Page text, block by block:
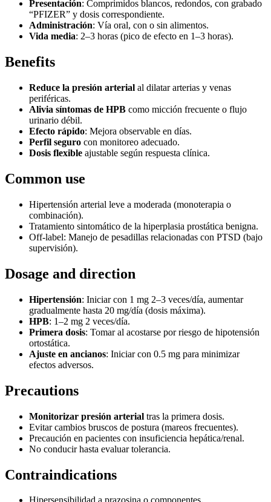
Presentación: Comprimidos blancos, redondos, con grabado
“PFIZER” y dosis correspondiente.
Administración: Vía oral, con o sin alimentos.
Vida media: 2–3 horas (pico de efecto en 1–3 horas).
Benefits
Reduce la presión arterial al dilatar arterias y venas
periféricas.
Alivia síntomas de HPB como micción frecuente o flujo
urinario débil.
Efecto rápido: Mejora observable en días.
Perfil seguro con monitoreo adecuado.
Dosis flexible ajustable según respuesta clínica.
Common use
Hipertensión arterial leve a moderada (monoterapia o
combinación).
Tratamiento sintomático de la hiperplasia prostática benigna.
Off-label: Manejo de pesadillas relacionadas con PTSD (bajo
supervisión).
Dosage and direction
Hipertensión: Iniciar con 1 mg 2–3 veces/día, aumentar
gradualmente hasta 20 mg/día (dosis máxima).
HPB: 1–2 mg 2 veces/día.
Primera dosis: Tomar al acostarse por riesgo de hipotensión
ortostática.
Ajuste en ancianos: Iniciar con 0.5 mg para minimizar
efectos adversos.
Precautions
Monitorizar presión arterial tras la primera dosis.
Evitar cambios bruscos de postura (mareos frecuentes).
Precaución en pacientes con insuficiencia hepática/renal.
No conducir hasta evaluar tolerancia.
Contraindications